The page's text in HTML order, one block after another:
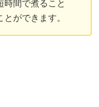
時間で煮ること
ができます。